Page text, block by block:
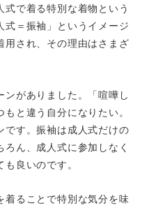
で着る特別な着物という
式＝振袖」というイメージ
用され、その理由はさまざ
がありました。「喧嘩し
と違う自分になりたい。
です。振袖は成人式だけの
ん、成人式に参加しなく
良いのです。
着ることで特別な気分を味